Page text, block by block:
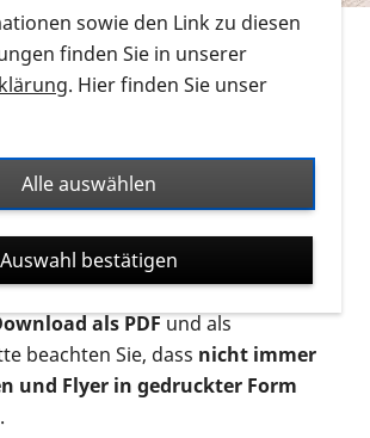
auf der PRO RETINA-Website
Menschen an.
finden Sie sämtliches Infomaterial
Formatfilter, um ausschließlich
Broschüren, Audios oder Videos zu
Flyer und Broschüren werden in
angeboten: zur
als gedruckte Variante
als PDFund als
beachten Sie, dass nicht immer
und Flyer in gedruckter Form
sowie den Link zu diesen
finden Sie in unserer
. Hier finden Sie unser
Alle auswählen
Auswahl bestätigen